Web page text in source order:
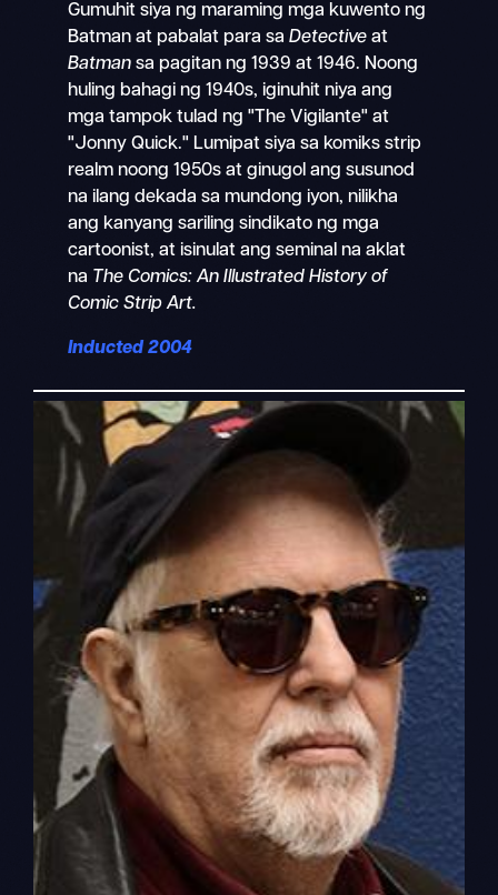
Gumuhit siya ng maraming mga kuwento ng
Batman at pabalat para saDetective at
Batman sa pagitan ng 1939 at 1946. Noong
huling bahagi ng 1940s, iginuhit niya ang
mga tampok tulad ng "The Vigilante" at
"Jonny Quick." Lumipat siya sa komiks strip
realm noong 1950s at ginugol ang susunod
na ilang dekada sa mundong iyon, nilikha
ang kanyang sariling sindikato ng mga
cartoonist, at isinulat ang seminal na aklat
na The Comics: An Illustrated History of
Comic Strip Art.
Inducted 2004